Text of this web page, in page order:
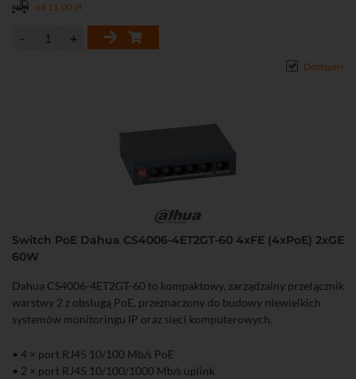
od 11,00 zł
Dostępny
Switch PoE Dahua CS4006-4ET2GT-60 4xFE (4xPoE) 2xGE
60W
Dahua CS4006-4ET2GT-60 to kompaktowy, zarządzalny przełącznik
warstwy 2 z obsługą PoE, przeznaczony do budowy niewielkich
systemów monitoringu IP oraz sieci komputerowych.
• 4 × port RJ45 10/100 Mb/s PoE
• 2 × port RJ45 10/100/1000 Mb/s uplink